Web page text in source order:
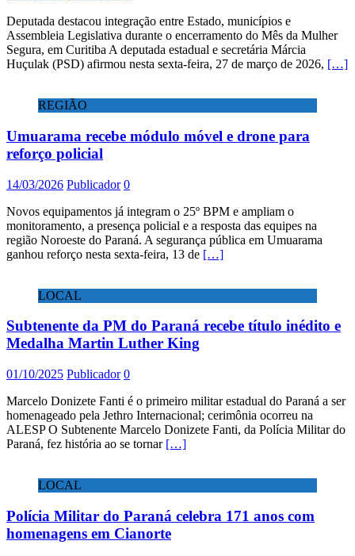
Deputada destacou integração entre Estado, municípios e
Assembleia Legislativa durante o encerramento do Mês da Mulher
Segura, em Curitiba A deputada estadual e secretária Márcia
Huçulak (PSD) afirmou nesta sexta-feira, 27 de março de 2026, […]
REGIÃO
Umuarama recebe módulo móvel e drone para
reforço policial
14/03/2026 Publicador 0
Novos equipamentos já integram o 25º BPM e ampliam o
monitoramento, a presença policial e a resposta das equipes na
região Noroeste do Paraná. A segurança pública em Umuarama
ganhou reforço nesta sexta-feira, 13 de […]
LOCAL
Subtenente da PM do Paraná recebe título inédito e
Medalha Martin Luther King
01/10/2025 Publicador 0
Marcelo Donizete Fanti é o primeiro militar estadual do Paraná a ser
homenageado pela Jethro Internacional; cerimônia ocorreu na
ALESP O Subtenente Marcelo Donizete Fanti, da Polícia Militar do
Paraná, fez história ao se tornar […]
LOCAL
Polícia Militar do Paraná celebra 171 anos com
homenagens em Cianorte